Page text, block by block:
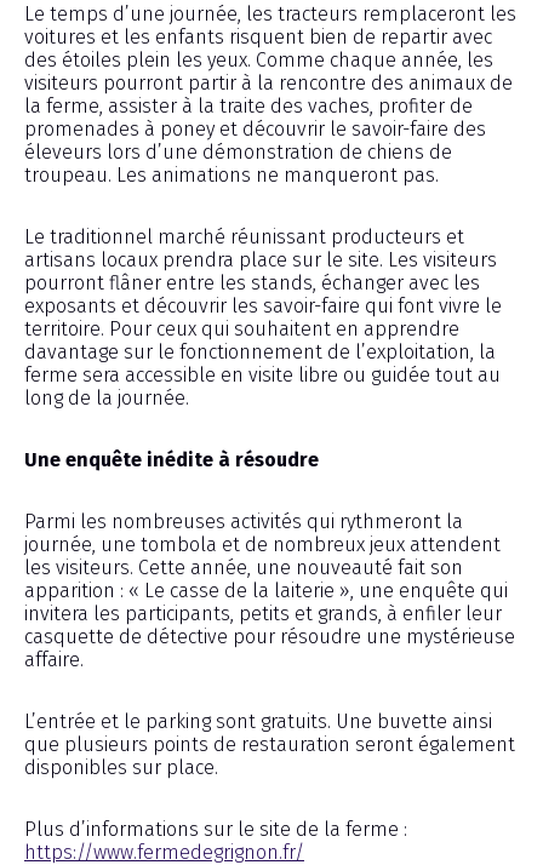
Le temps d’une journée, les tracteurs remplaceront les
voitures et les enfants risquent bien de repartir avec
des étoiles plein les yeux. Comme chaque année, les
visiteurs pourront partir à la rencontre des animaux de
la ferme, assister à la traite des vaches, profiter de
promenades à poney et découvrir le savoir-faire des
éleveurs lors d’une démonstration de chiens de
troupeau. Les animations ne manqueront pas.
Le traditionnel marché réunissant producteurs et
artisans locaux prendra place sur le site. Les visiteurs
pourront flâner entre les stands, échanger avec les
exposants et découvrir les savoir-faire qui font vivre le
territoire. Pour ceux qui souhaitent en apprendre
davantage sur le fonctionnement de l’exploitation, la
ferme sera accessible en visite libre ou guidée tout au
long de la journée.
Une enquête inédite à résoudre
Parmi les nombreuses activités qui rythmeront la
journée, une tombola et de nombreux jeux attendent
les visiteurs. Cette année, une nouveauté fait son
apparition : « Le casse de la laiterie », une enquête qui
invitera les participants, petits et grands, à enfiler leur
casquette de détective pour résoudre une mystérieuse
affaire.
L’entrée et le parking sont gratuits. Une buvette ainsi
que plusieurs points de restauration seront également
disponibles sur place.
Plus d’informations sur le site de la ferme :
https://www.fermedegrignon.fr/